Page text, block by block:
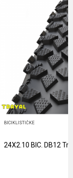
BICIKLISTIČKE
24X2.10 BIC. DB12